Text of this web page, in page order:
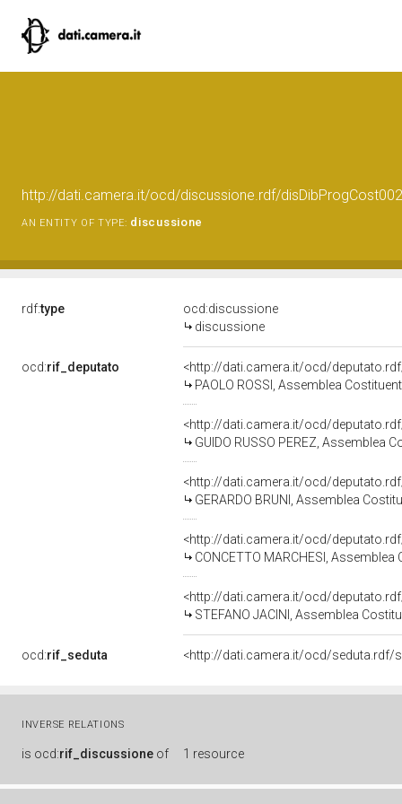
http://dati.camera.it/ocd/discussione.rdf/
AN ENTITY OF TYPE: discussione
rdf:type
ocd:discussione
discussione
ocd:rif_deputato
<http://dati.camera.it/ocd/
PAOLO ROSSI, Assemblea
<http://dati.camera.it/ocd/
GUIDO RUSSO PEREZ, Assemblea
<http://dati.camera.it/ocd/
GERARDO BRUNI, Assemblea
<http://dati.camera.it/ocd/
CONCETTO MARCHESI, Assemblea
<http://dati.camera.it/ocd/
STEFANO JACINI, Assemblea
ocd:rif_seduta <http://dati.camera.it/ocd/seduta.rdf/
INVERSE RELATIONS
is ocd:rif_discussione of 1 resource